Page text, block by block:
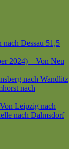
nach Dessau 51,5
2024) – Von Neu
nach Wandlitz
nach
Leipzig nach
nach Dalmsdorf